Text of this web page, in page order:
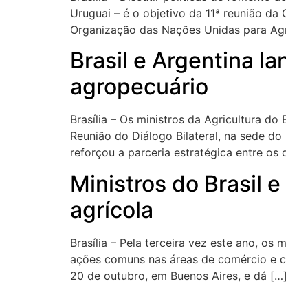
Uruguai – é o objetivo da 11ª reunião
Organização das Nações Unidas para
Brasil e Argentina
agropecuário
Brasília – Os ministros da Agricultura do
Reunião do Diálogo Bilateral, na sede
reforçou a parceria estratégica entre os
Ministros do Brasil
agrícola
Brasília – Pela terceira vez este ano, os
ações comuns nas áreas de comércio e
20 de outubro, em Buenos Aires, e dá […]